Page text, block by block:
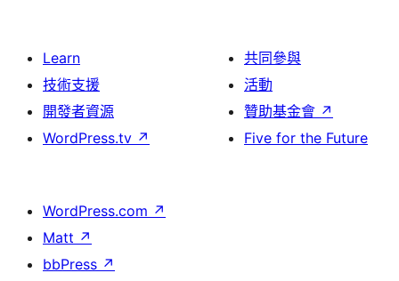
Learn
技術支援
開發者資源
WordPress.tv ↗
共同參與
活動
贊助基金會 ↗
Five for the Future
WordPress.com ↗
Matt ↗
bbPress ↗